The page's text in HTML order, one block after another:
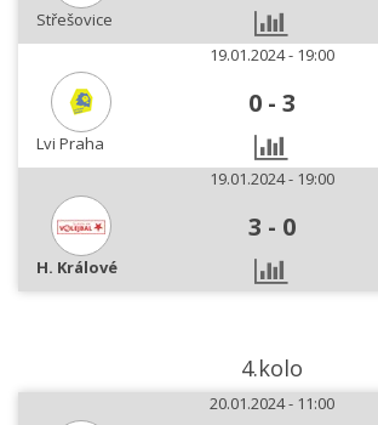
Střešovice
19.01.2024 - 19:00
0 - 3
Lvi Praha
19.01.2024 - 19:00
3 - 0
H. Králové
4.kolo
20.01.2024 - 11:00